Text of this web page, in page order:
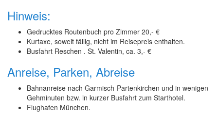
Hinweis:
Gedrucktes Routenbuch pro Zimmer 20,- €
Kurtaxe, soweit fällig, nicht im Reisepreis enthalten.
Busfahrt Reschen . St. Valentin, ca. 3,- €
Anreise, Parken, Abreise
Bahnanreise nach Garmisch-Partenkirchen und in wenigen
Gehminuten bzw. in kurzer Busfahrt zum Starthotel.
Flughafen München.